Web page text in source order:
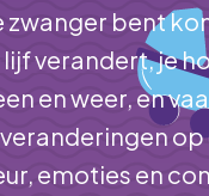
zwanger bent
lijf verandert, je
en weer, en
emoties en